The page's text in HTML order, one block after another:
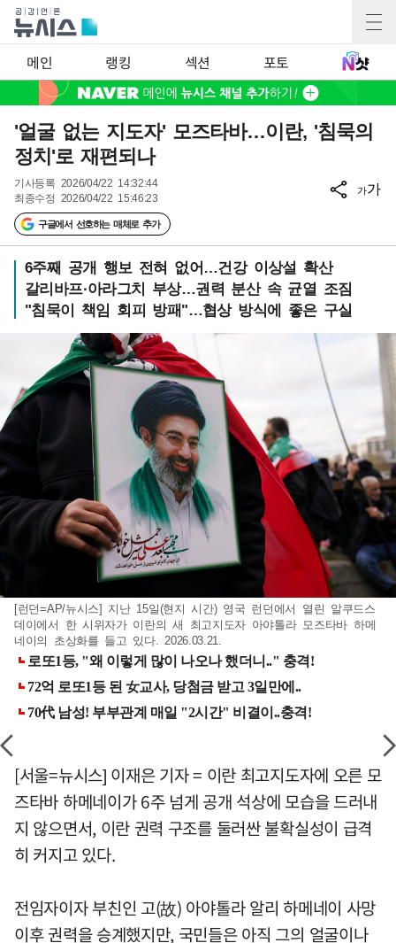
메인 랭킹 섹션 포토
'얼굴 없는 지도자' 모즈타바…이란, '침묵의
정치'로 재편되나
기사등록 2026/04/22 14:32:44
최종수정 2026/04/22 15:46:23
구글에서 선호하는 매체로 추가
가가
6주째 공개 행보 전혀 없어…건강 이상설 확산
갈리바프·아라그치 부상…권력 분산 속 균열 조짐
"침묵이 책임 회피 방패"…협상 방식에 좋은 구실
[런던=AP/뉴시스] 지난 15일(현지 시간) 영국 런던에서 열린 알쿠드스
데이에서 한 시위자가 이란의 새 최고지도자 아야톨라 모즈타바 하메
네이의 초상화를 들고 있다. 2026.03.21.
[서울=뉴시스] 이재은 기자 = 이란 최고지도자에 오른 모
즈타바 하메네이가 6주 넘게 공개 석상에 모습을 드러내
지 않으면서, 이란 권력 구조를 둘러싼 불확실성이 급격
히 커지고 있다.
전임자이자 부친인 고(故) 아야톨라 알리 하메네이 사망
이후 권력을 승계했지만, 국민들은 아직 그의 얼굴이나